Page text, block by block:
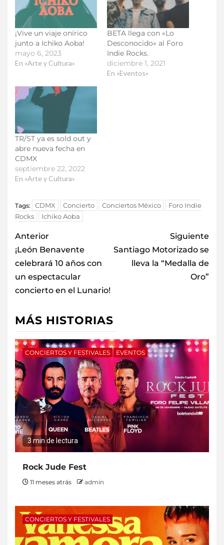
¡Vive un viaje onírico
junto a Ichiko Aoba!
mayo 6, 2023
En «Arte y Cultura»
BETA llega con «Lo
Desconocido» al Foro
Indie Rocks.
diciembre 1, 2021
En «Eventos»
TR/ST ya es sold out y
abre nueva fecha en
CDMX
septiembre 22, 2022
En «Arte y Cultura»
Tags: CDMX Concierto Conciertos México
Foro Indie
Rocks
Ichiko Aoba
Anterior
¡León Benavente
celebrará 10 años con
un espectacular
concierto en el Lunario!
Siguiente
Santiago Motorizado se
lleva la “Medalla de
Oro”
MÁS HISTORIAS
CONCIERTOS Y FESTIVALES EVENTOS
3 min de lectura
Rock Jude Fest
11 meses atrás admin
CONCIERTOS Y FESTIVALES